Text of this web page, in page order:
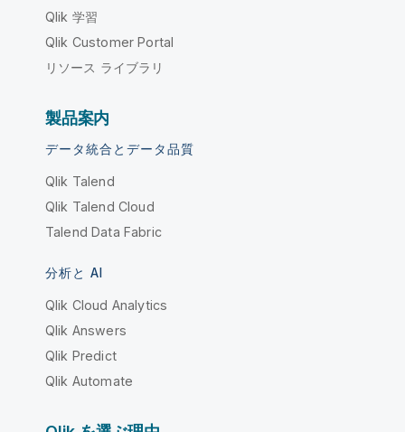
Qlik 学習
Qlik Customer Portal
リソース ライブラリ
製品案内
データ統合とデータ品質
Qlik Talend
Qlik Talend Cloud
Talend Data Fabric
分析と AI
Qlik Cloud Analytics
Qlik Answers
Qlik Predict
Qlik Automate